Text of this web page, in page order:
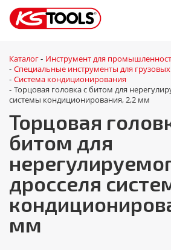
Каталог - Инструмент для
- Специальные инструменты для
- Система кондиционирования
- Торцовая головка с битом для
системы кондиционирования, 2,2 мм
Торцовая
битом для
дросселя
мм